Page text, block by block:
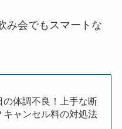
み会でもスマートな
の体調不良！上手な断
キャンセル料の対処法